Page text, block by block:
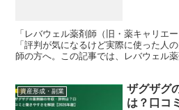
「レバウェル薬剤師（旧・薬キャリエ
「評判が気になるけど実際に使った人
師の方へ。この記事では、レバウェル
資産形成・副業
ザグザグ
は？口コ